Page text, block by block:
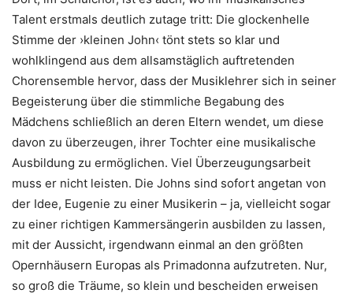
Talent erstmals deutlich zutage tritt: Die glockenhelle
Stimme der ›kleinen John‹ tönt stets so klar und
wohlklingend aus dem allsamstäglich auftretenden
Chorensemble hervor, dass der Musiklehrer sich in seiner
Begeisterung über die stimmliche Begabung des
Mädchens schließlich an deren Eltern wendet, um diese
davon zu überzeugen, ihrer Tochter eine musikalische
Ausbildung zu ermöglichen. Viel Überzeugungsarbeit
muss er nicht leisten. Die Johns sind sofort angetan von
der Idee, Eugenie zu einer Musikerin – ja, vielleicht sogar
zu einer richtigen Kammersängerin ausbilden zu lassen,
mit der Aussicht, irgendwann einmal an den größten
Opernhäusern Europas als Primadonna aufzutreten. Nur,
so groß die Träume, so klein und bescheiden erweisen